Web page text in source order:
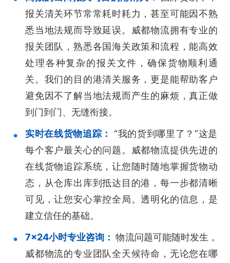
报关清关环节常常耗时耗力，甚至可能因不熟
悉当地法规而导致延误。威都物流拥有专业的
报关团队，熟悉各国海关政策和流程，能高效
处理各种复杂的报关文件，确保货物顺利通
关。我们的目的港清关服务，更是能帮助客户
避免因不了解当地法规而产生的麻烦，真正做
到门到门、无缝衔接。
实时在线货物追踪： “我的货到哪里了？”这是
每个客户最关心的问题。威都物流提供先进的
在线货物追踪系统，让您随时随地掌握货物动
态，从仓库出库到抵达目的港，每一步都清晰
可见，让您安心掌控全局。透明化的信息，是
建立信任的基础。
7×24小时专业咨询：物流问题可能随时发生，
威都物流的专业团队全天候待命，无论您在哪